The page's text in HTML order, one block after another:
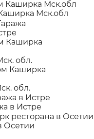
Мск.обл
обл.
обл.
в Истре
Осетии